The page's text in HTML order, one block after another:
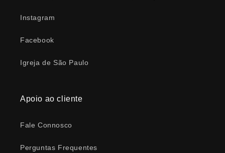
Instagram
Facebook
Igreja de São Paulo
Apoio ao cliente
Fale Connosco
Perguntas Frequentes